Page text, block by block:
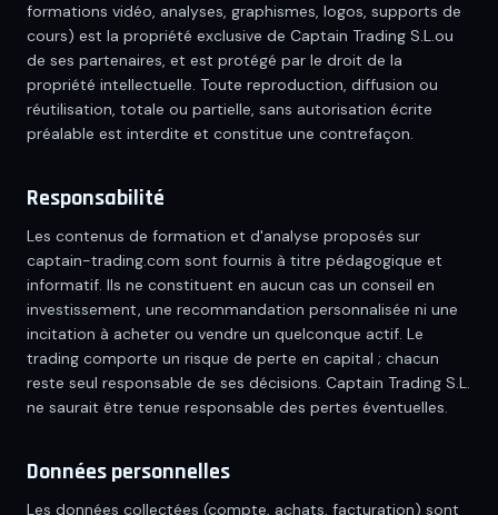
formations vidéo, analyses, graphismes, logos, supports de
cours) est la propriété exclusive de Captain Trading S.L.ou
de ses partenaires, et est protégé par le droit de la
propriété intellectuelle. Toute reproduction, diffusion ou
réutilisation, totale ou partielle, sans autorisation écrite
préalable est interdite et constitue une contrefaçon.
Responsabilité
Les contenus de formation et d'analyse proposés sur
captain-trading.com sont fournis à titre pédagogique et
informatif. Ils ne constituent en aucun cas un conseil en
investissement, une recommandation personnalisée ni une
incitation à acheter ou vendre un quelconque actif. Le
trading comporte un risque de perte en capital ; chacun
reste seul responsable de ses décisions. Captain Trading S.L.
ne saurait être tenue responsable des pertes éventuelles.
Données personnelles
Les données collectées (compte, achats, facturation) sont